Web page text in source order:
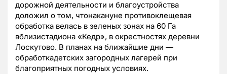
дорожной деятельности и благоустройства
доложил о том, чтонакануне противоклещевая
обработка велась в зеленых зонах на 60 Га
вблизистадиона «Кедр», в окрестностях деревни
Лоскутово. В планах на ближайшие дни —
обработкадетских загородных лагерей при
благоприятных погодных условиях.